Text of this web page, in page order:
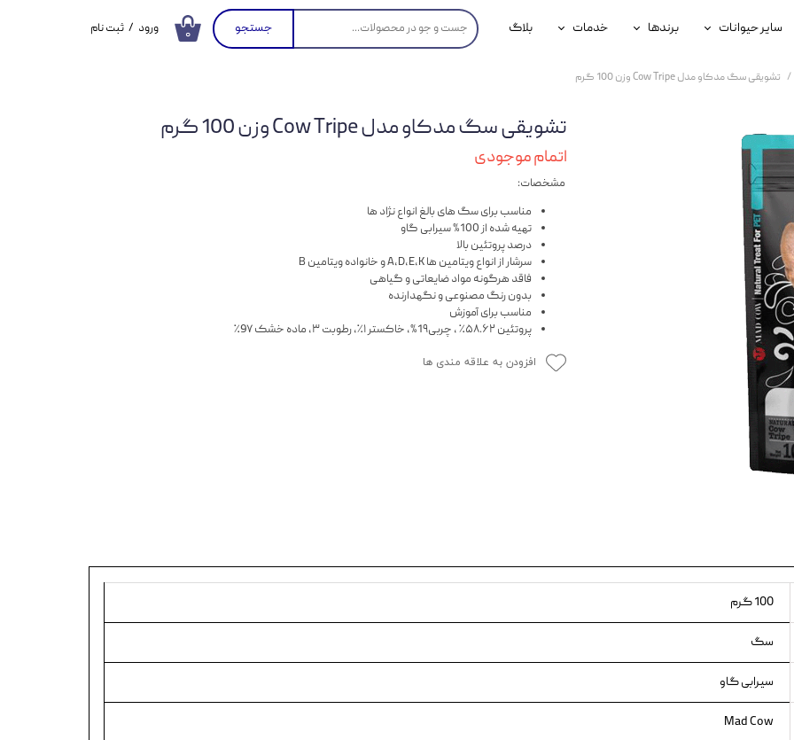
۰ جستجو
سگ
سایر حیوانات
محصولات پرندگان
محصولات آبزیان
برندها
جوسرا
خدمات
خدمات آنلاین دامپزشکی
بلاگ ورود / ثبت نام
تشویقی سگ مدکاو مدل Cow Tripe وزن 100 گرم
تشویقی سگ مدکاو مدل Cow Tripe وزن 100 گرم
اتمام موجودی
مشخصات:
مناسب برای سگ های بالغ انواع نژاد ها
تهیه شده از 100% سیرابی گاو
درصد پروتئین بالا
سرشار از انواع ویتامین ها A,D,E,K و خانواده ویتامین B
فاقد هرگونه مواد ضایعاتی و گیاهی
بدون رنگ مصنوعی و نگهدارنده
مناسب برای آموزش
پروتئین ۵۸.۶۲٪ ، چربی1۹%، خاکستر ۱٪، رطوبت ۳، ماده خشک 9۷٪
افزودن به علاقه مندی ها
100 گرم
سگ
سیرابی گاو
Mad Cow